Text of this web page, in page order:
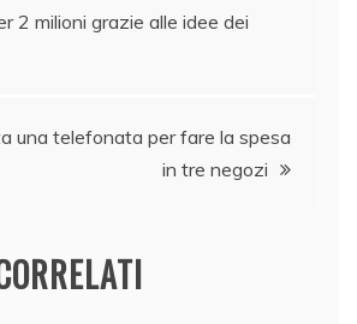
A
vi
2 milioni grazie alle idee dei
una telefonata per fare la spesa
in tre negozi